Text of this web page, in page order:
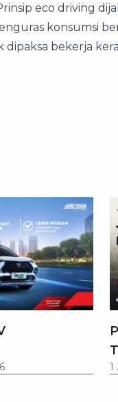
eco driving
konsumsi
bekerja
1